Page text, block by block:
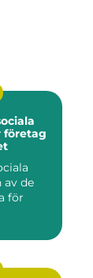
företag
av de
för